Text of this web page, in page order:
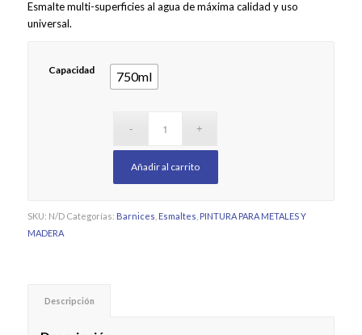
Esmalte multi-superficies al agua de máxima calidad y uso
universal.
Capacidad 750ml
Añadir al carrito
SKU: N/D Categorías: Barnices Esmaltes PINTURA PARA METALES Y
MADERA
Descripción